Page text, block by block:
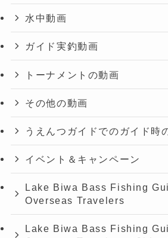
水中動画
ガイド実釣動画
トーナメントの動画
その他の動画
うえんつガイドでのガイド時
イベント＆キャンペーン
Lake Biwa Bass Fishing
Overseas Travelers
Lake Biwa Bass Fishing